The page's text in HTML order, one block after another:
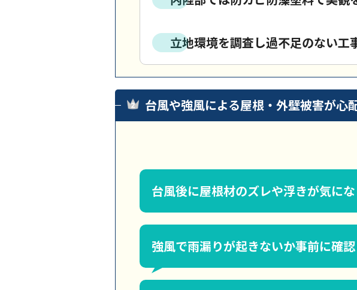
立地環境を調査し過不足のない工
台風や強風による屋根・外壁被害が心
台風後に屋根材のズレや浮きが気に
強風で雨漏りが起きないか事前に確